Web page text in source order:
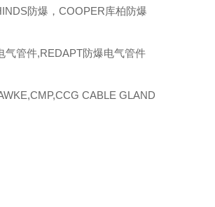
防爆，COOPER库柏防爆
气管件,REDAPT防爆电气管件
CABLE GLAND